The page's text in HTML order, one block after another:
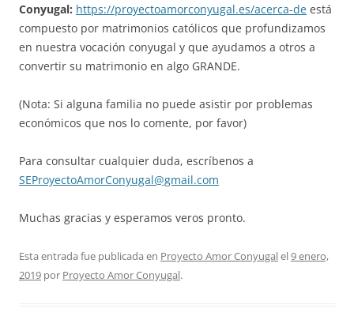
Conyugal: https://proyectoamorconyugal.es/acerca-de está
compuesto por matrimonios católicos que profundizamos
en nuestra vocación conyugal y que ayudamos a otros a
convertir su matrimonio en algo GRANDE.
(Nota: Si alguna familia no puede asistir por problemas
económicos que nos lo comente, por favor)
Para consultar cualquier duda, escríbenos a
SEProyectoAmorConyugal@gmail.com
Muchas gracias y esperamos veros pronto.
Esta entrada fue publicada en Proyecto Amor Conyugalel9 enero,
2019 por Proyecto Amor Conyugal.